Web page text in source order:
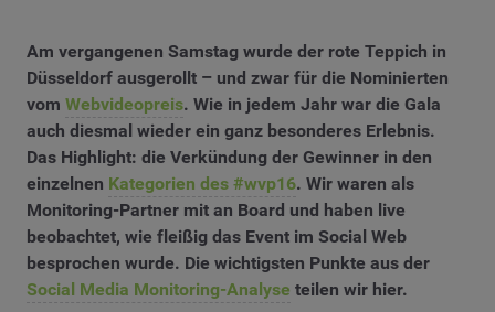
Am vergangenen Samstag wurde der rote Teppich in
Düsseldorf ausgerollt – und zwar für die Nominierten
vom Webvideopreis. Wie in jedem Jahr war die Gala
auch diesmal wieder ein ganz besonderes Erlebnis.
Das Highlight: die Verkündung der Gewinner in den
einzelnen Kategorien des #wvp16. Wir waren als
Monitoring-Partner mit an Board und haben live
beobachtet, wie fleißig das Event im Social Web
besprochen wurde. Die wichtigsten Punkte aus der
Social Media Monitoring-Analyse teilen wir hier.